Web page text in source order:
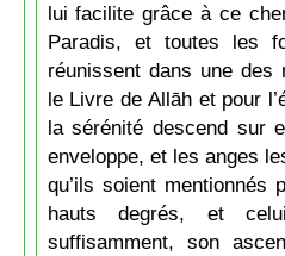
lui facilite grâce à ce
Paradis, et toutes les
réunissent dans une des
le Livre de Allāh et pour
la sérénité descend sur
enveloppe, et les anges
qu’ils soient mentionnés
hauts degrés, et
suffisamment, son